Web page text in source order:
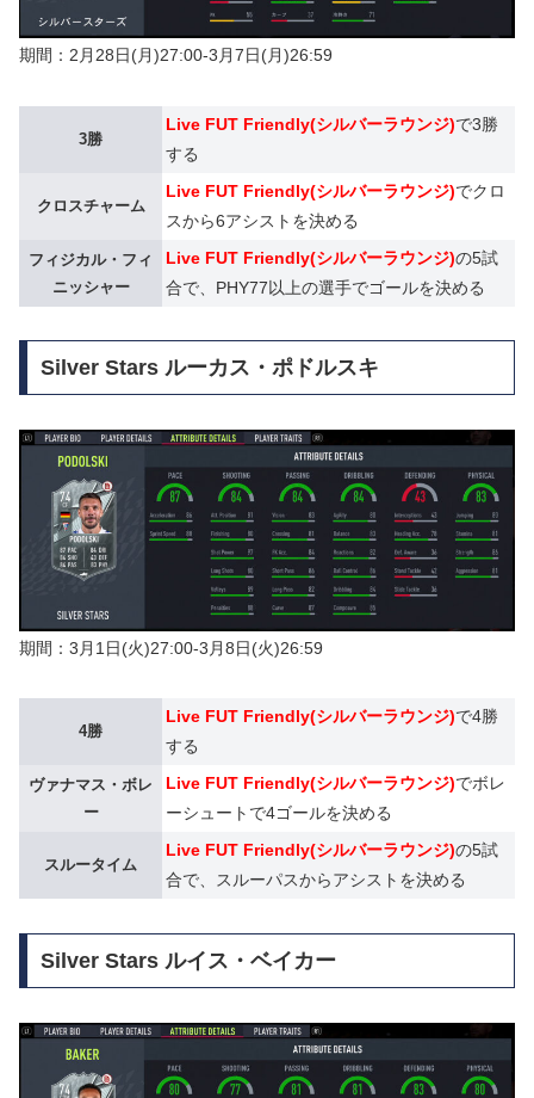
期間：2月28日(月)27:00-3月7日(月)26:59
3勝
Live FUT Friendly(シルバーラウンジ)で3勝
する
クロスチャーム
Live FUT Friendly(シルバーラウンジ)でクロ
スから6アシストを決める
フィジカル・フィ
ニッシャー
Live FUT Friendly(シルバーラウンジ)の5試
合で、PHY77以上の選手でゴールを決める
Silver Stars ルーカス・ポドルスキ
期間：3月1日(火)27:00-3月8日(火)26:59
4勝
Live FUT Friendly(シルバーラウンジ)で4勝
する
ヴァナマス・ボレ
ー
Live FUT Friendly(シルバーラウンジ)でボレ
ーシュートで4ゴールを決める
スルータイム
Live FUT Friendly(シルバーラウンジ)の5試
合で、スルーパスからアシストを決める
Silver Stars ルイス・ベイカー